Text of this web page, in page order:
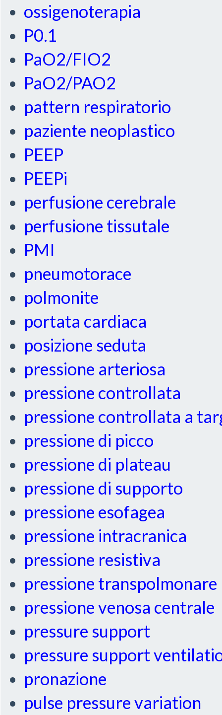
ossigenoterapia
P0.1
PaO2/FIO2
PaO2/PAO2
pattern respiratorio
paziente neoplastico
PEEP
PEEPi
perfusione cerebrale
perfusione tissutale
PMI
pneumotorace
polmonite
portata cardiaca
posizione seduta
pressione arteriosa
pressione controllata
pressione controllata a
pressione di picco
pressione di plateau
pressione di supporto
pressione esofagea
pressione intracranica
pressione resistiva
pressione transpolmonare
pressione venosa centrale
pressure support
pressure support
pronazione
pulse pressure variation